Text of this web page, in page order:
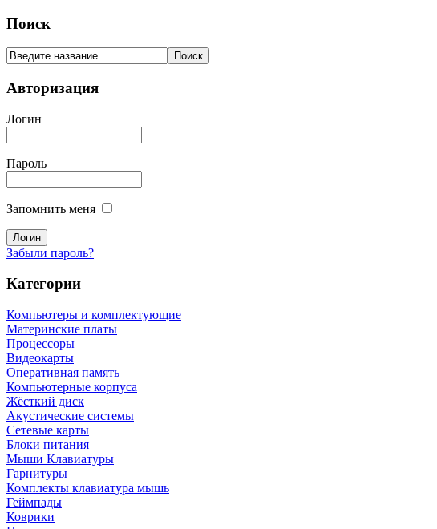
Поиск
Авторизация
Логин
Пароль
Запомнить меня
Забыли пароль?
Категории
Компьютеры и комплектующие
Материнские платы
Процессоры
Видеокарты
Оперативная память
Компьютерные корпуса
Жёсткий диск
Акустические системы
Сетевые карты
Блоки питания
Мыши Клавиатуры
Гарнитуры
Комплекты клавиатура мышь
Геймпады
Коврики